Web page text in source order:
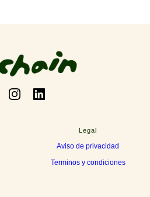
InstagramLinkedIn
Legal
Aviso de privacidad
Terminos y condiciones